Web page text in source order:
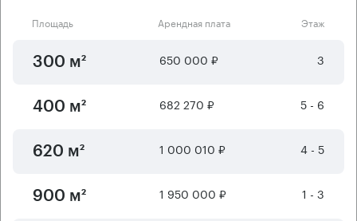
Площадь Арендная плата Этаж
300 м² 650 000 ₽ 3
400 м² 682 270 ₽ 5 - 6
620 м² 1 000 010 ₽ 4 - 5
900 м² 1 950 000 ₽ 1 - 3